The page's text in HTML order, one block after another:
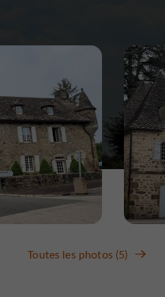
Toutes les photos (5)